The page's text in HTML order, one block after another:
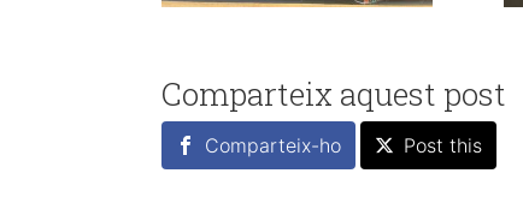
Comparteix aquest post
Comparteix-ho Post this